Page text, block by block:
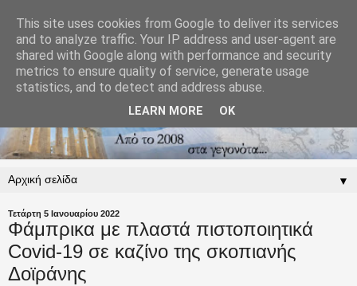
▼
Τετάρτη 5 Ιανουαρίου 2022
Φάμπρικα με πλαστά πιστοποιητικά
Covid-19 σε καζίνο της σκοπιανής
Δοϊράνης
This site uses cookies from Google to deliver its services
and to analyze traffic. Your IP address and user-agent are
shared with Google along with performance and security
metrics to ensure quality of service, generate usage
statistics, and to detect and address abuse.
LEARN MORE OK